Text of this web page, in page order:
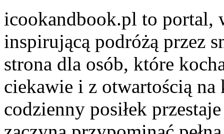
icookandbook.pl to portal,
inspirującą podróżą przez
strona dla osób, które
ciekawie i z otwartością
codzienny posiłek